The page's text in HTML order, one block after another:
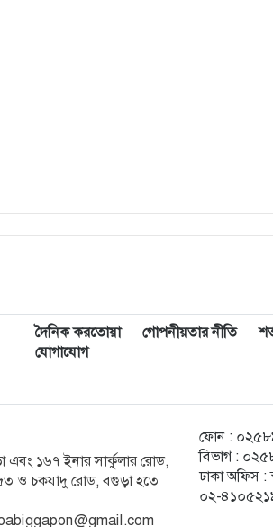
দৈনিক করতোয়া গোপনীয়তার নীতি
যোগাযোগ
এবং ১৬৭ ইনার সার্কুলার রোড,
ও চকযাদু রোড, বগুড়া হতে
ফোন :
বিভাগ :
ঢাকা অফিস
০২-